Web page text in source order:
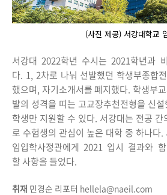
(사진 제공) 서강대학교
서강대 2022학년 수시는 2021학년과
다. 1, 2차로 나눠 선발했던 학생부종합
했으며, 자기소개서를 폐지했다. 학생부
발의 성격을 띠는 고교장추천전형을 신
학생만 지원할 수 있다. 서강대는 전공
로 수험생의 관심이 높은 대학 중 하나다
임입학사정관에게 2021 입시 결과와
할 사항을 들었다.
취재 민경순 리포터 hellela@naeil.com